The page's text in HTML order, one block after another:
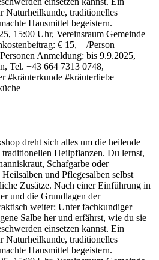
dreht sich alles um die heilende
Heilpflanzen. Du lernst,
Schafgarbe oder
und Pflegesalben selbst
Zusätze. Nach einer Einführung in
und die Grundlagen der
weiter: Unter fachkundiger
Salbe her und erfährst, wie du sie
einsetzen kannst. Ein
Naturheilkunde, traditionelles
Hausmittel begeistern.